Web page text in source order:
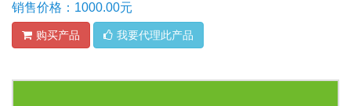
销售价格：1000.00元
购买产品 我要代理此产品